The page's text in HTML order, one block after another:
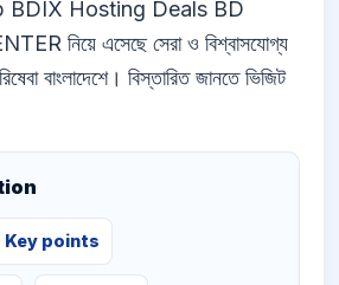
BDIX Hosting Deals BD
নিয়ে এসেছে সেরা ও বিশ্বাসযোগ্য
বাংলাদেশে। বিস্তারিত জানতে ভিজিট
Key points